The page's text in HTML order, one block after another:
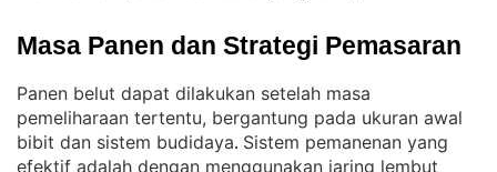
Masa Panen dan Strategi Pemasaran
Panen belut dapat dilakukan setelah masa
pemeliharaan tertentu, bergantung pada ukuran awal
bibit dan sistem budidaya. Sistem pemanenan yang
efektif adalah dengan menggunakan jaring lembut